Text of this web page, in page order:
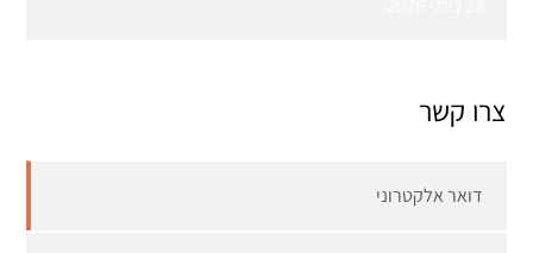
צרו קשר
דואר אלקטרוני